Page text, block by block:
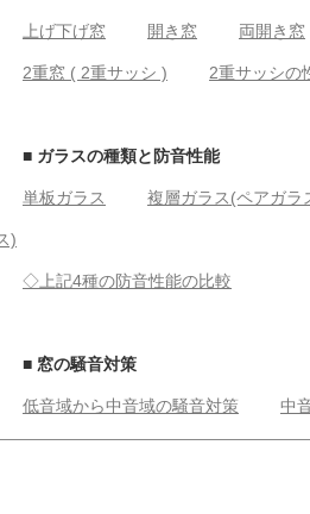
上げ下げ窓 開き窓 両開き窓
2重窓 ( 2重サッシ ) 2重サッシの
■ ガラスの種類と防音性能
単板ガラス 複層ガラス(ペアガラ
)
◇上記4種の防音性能の比較
■ 窓の騒音対策
低音域から中音域の騒音対策 中